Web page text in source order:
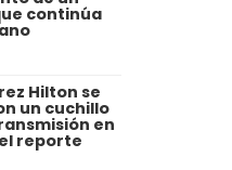
continúa
Hilton se
un cuchillo
en
reporte